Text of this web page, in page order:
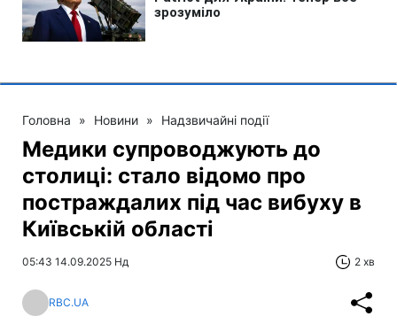
Головна » Новини » Надзвичайні події
Медики супроводжують до
столиці: стало відомо про
постраждалих під час вибуху в
Київській області
05:43 14.09.2025 Нд 2 хв
RBC.UA